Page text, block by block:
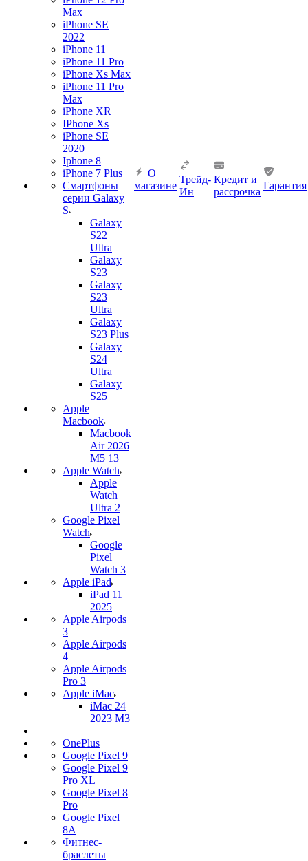
Max
iPhone SE
2022
iPhone 11
iPhone 11 Pro
iPhone Xs Max
iPhone 11 Pro
Max
iPhone XR
IPhone Xs
iPhone SE
2020
Iphone 8
iPhone 7 Plus
Смартфоны
серии Galaxy
S
Galaxy
S22
Ultra
Galaxy
S23
Galaxy
S23
Ultra
Galaxy
S23 Plus
Galaxy
S24
Ultra
Galaxy
S25
Apple
Macbook
Macbook
Air 2026
M5 13
Apple Watch
Apple
Watch
Ultra 2
Google Pixel
Watch
Google
Pixel
Watch 3
Apple iPad
iPad 11
2025
Apple Airpods
3
Apple Airpods
4
Apple Airpods
Pro 3
Apple iMac
iMac 24
2023 M3
OnePlus
Google Pixel 9
Google Pixel 9
Pro XL
Google Pixel 8
Pro
Google Pixel
8A
Фитнес-
браслеты
О
магазине
Трейд-
Ин
Кредит и
рассрочка
Гарантия